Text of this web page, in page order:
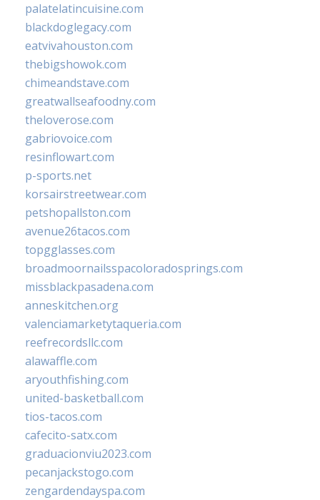
palatelatincuisine.com
blackdoglegacy.com
eatvivahouston.com
thebigshowok.com
chimeandstave.com
greatwallseafoodny.com
theloverose.com
gabriovoice.com
resinflowart.com
p-sports.net
korsairstreetwear.com
petshopallston.com
avenue26tacos.com
topgglasses.com
broadmoornailsspacoloradosprings.com
missblackpasadena.com
anneskitchen.org
valenciamarketytaqueria.com
reefrecordsllc.com
alawaffle.com
aryouthfishing.com
united-basketball.com
tios-tacos.com
cafecito-satx.com
graduacionviu2023.com
pecanjackstogo.com
zengardendayspa.com